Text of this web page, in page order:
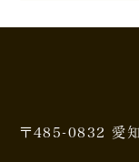
〒485-0832 愛